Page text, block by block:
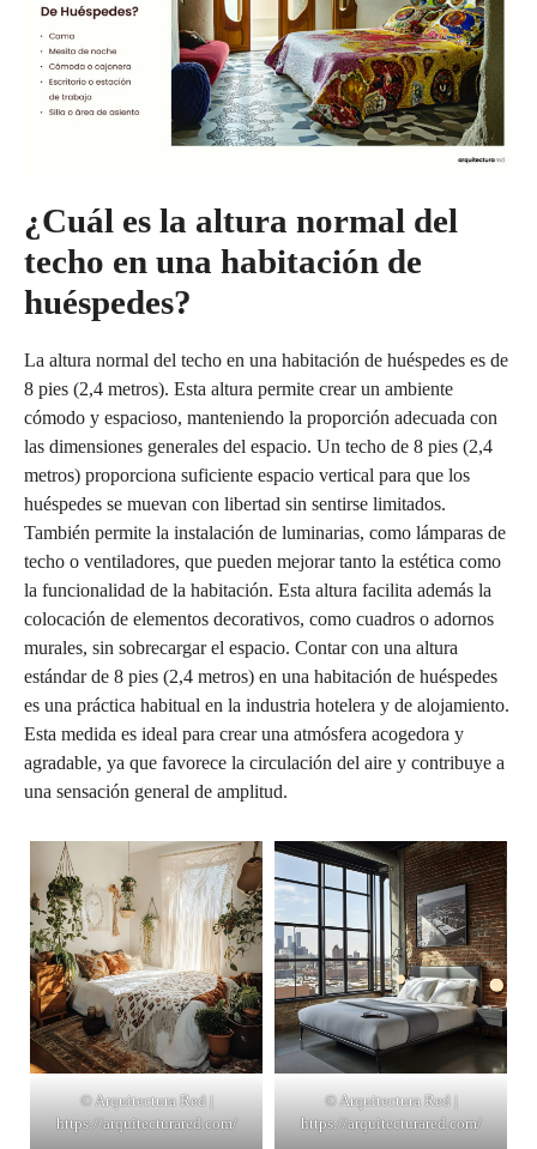
¿Cuál es la altura normal del
techo en una habitación de
huéspedes?
La altura normal del techo en una habitación de huéspedes es de
8 pies (2,4 metros). Esta altura permite crear un ambiente
cómodo y espacioso, manteniendo la proporción adecuada con
las dimensiones generales del espacio. Un techo de 8 pies (2,4
metros) proporciona suficiente espacio vertical para que los
huéspedes se muevan con libertad sin sentirse limitados.
También permite la instalación de luminarias, como lámparas de
techo o ventiladores, que pueden mejorar tanto la estética como
la funcionalidad de la habitación. Esta altura facilita además la
colocación de elementos decorativos, como cuadros o adornos
murales, sin sobrecargar el espacio. Contar con una altura
estándar de 8 pies (2,4 metros) en una habitación de huéspedes
es una práctica habitual en la industria hotelera y de alojamiento.
Esta medida es ideal para crear una atmósfera acogedora y
agradable, ya que favorece la circulación del aire y contribuye a
una sensación general de amplitud.
© Arquitectura Red |
https://arquitecturared.com/
© Arquitectura Red |
https://arquitecturared.com/